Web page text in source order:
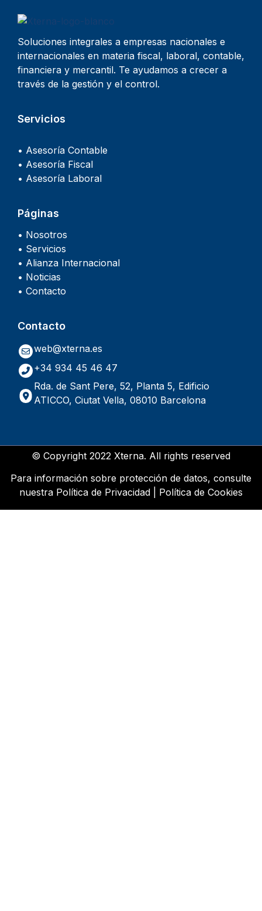
Soluciones integrales a empresas nacionales e
internacionales en materia fiscal, laboral, contable,
financiera y mercantil. Te ayudamos a crecer a
través de la gestión y el control.
Servicios
• Asesoría Contable
• Asesoría Fiscal
• Asesoría Laboral
Páginas
• Nosotros
• Servicios
• Alianza Internacional
• Noticias
• Contacto
Contacto
web@xterna.es
+34 934 45 46 47
Rda. de Sant Pere, 52, Planta 5, Edificio
ATICCO, Ciutat Vella, 08010 Barcelona
© Copyright 2022 Xterna. All rights reserved
Para información sobre protección de datos, consulte
nuestra Política de Privacidad Política de Cookies